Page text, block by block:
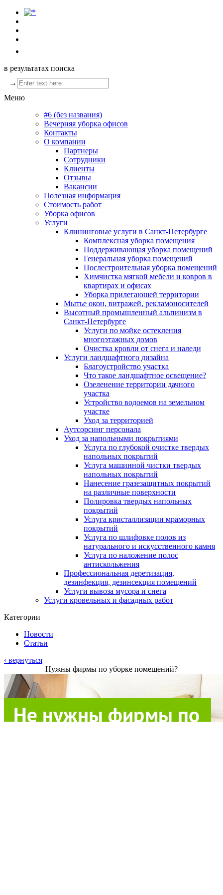
в результатах поиска
→
Меню
#6 (без названия)
Вечерняя уборка офисов
Контакты
О компании
Партнеры
Сотрудники
Клиенты
Отзывы
Вакансии
Полезная информация
Стоимость работ
Уборка офисов
Услуги
Клининговые услуги в Санкт-Петербурге
Комплексная уборка помещения
Поддерживающая уборка помещений
Генеральная уборка помещений
Послестроительная уборка помещений
Химчистка мягкой мебели и ковров в
квартирах и офисах
Уборка прилегающей территории
Мытье окон, витражей, рекламоносителей
Высотный промышленный альпинизм в
Санкт-Петербурге
Услуги по мойке остекления
многоэтажных домов
Очистка кровли от снега и наледи
Услуги ландшафтного дизайна
Благоустройство участка
Что такое ландшафтное освещение?
Озеленение территории дачного
участка
Устройство водоемов на земельном
участке
Уход за территорией
Аутсорсинг персонала
Уход за напольными покрытиями
Услуга по глубокой очистке твердых
напольных покрытий
Услуга машинной чистки твердых
напольных покрытий
Нанесение гразезащитных покрытий
на различные поверхности
Полировка твердых напольных
покрытий
Услуга кристаллизации мраморных
покрытий
Услуга по шлифовке полов из
натурального и искусственного камня
Услуга по наложение полос
антискольжения
Профессиональная деретизация,
дезинфекция, дезинсекция помещений
Услуги вывоза мусора и снега
Услуги кровельных и фасадных работ
Категории
Новости
Статьи
‹ вернуться
Нужны фирмы по уборке помещений?